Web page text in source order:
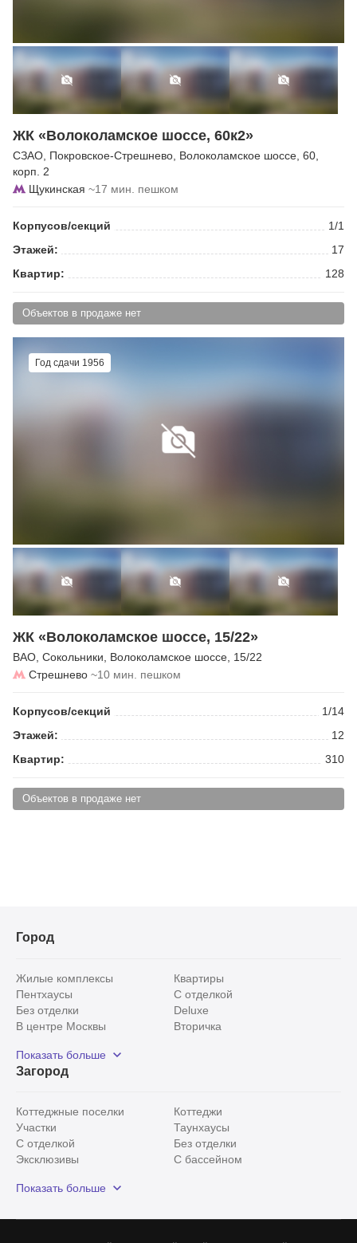
ЖК «Волоколамское шоссе, 60к2»
СЗАО, Покровское-Стрешнево, Волоколамское шоссе, 60,
корп. 2
Щукинская ~17 мин. пешком
Корпусов/секций
1/1
Этажей:
17
Квартир:
128
Объектов в продаже нет
Год сдачи 1956
ЖК «Волоколамское шоссе, 15/22»
ВАО Сокольники Волоколамское шоссе , 15/22
Стрешнево ~10 мин. пешком
Корпусов/секций
1/14
Этажей:
12
Квартир:
310
Объектов в продаже нет
Город
Жилые комплексы
Квартиры
Пентхаусы
С отделкой
Без отделки
Deluxe
В центре Москвы
Вторичка
Рядом с парком
С панорамными окнами
Показать больше
Загород
Коттеджные поселки
Коттеджи
Участки
Таунхаусы
С отделкой
Без отделки
Эксклюзивы
С бассейном
Красногорский район
Показать больше